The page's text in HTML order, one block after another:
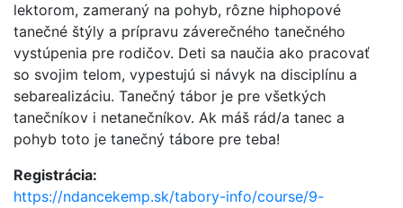
lektorom, zameraný na pohyb, rôzne hiphopové
tanečné štýly a prípravu záverečného tanečného
vystúpenia pre rodičov. Deti sa naučia ako pracovať
so svojim telom, vypestujú si návyk na disciplínu a
sebarealizáciu. Tanečný tábor je pre všetkých
tanečníkov i netanečníkov. Ak máš rád/a tanec a
pohyb toto je tanečný tábore pre teba!
Registrácia:
https://ndancekemp.sk/tabory-info/course/9-